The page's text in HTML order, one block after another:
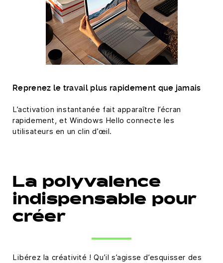
Reprenez le travail plus rapidement que jamais
L’activation instantanée fait apparaître l’écran
rapidement, et Windows Hello connecte les
utilisateurs en un clin d’œil.
La polyvalence
indispensable pour
créer
Libérez la créativité ! Qu’il s’agisse d’esquisser des